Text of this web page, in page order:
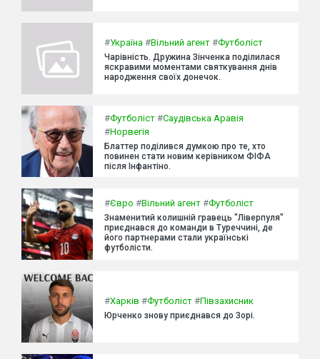
#Україна #Вільний агент #Футболіст
Чарівність. Дружина Зінченка поділилася
яскравими моментами святкування днів
народження своїх донечок.
#Футболіст #Саудівська Аравія
#Норвегія
Блаттер поділився думкою про те, хто
повинен стати новим керівником ФІФА
після Інфантіно.
#Євро #Вільний агент #Футболіст
Знаменитий колишній гравець "Ліверпуля"
приєднався до команди в Туреччині, де
його партнерами стали українські
футболісти.
#Харків #Футболіст #Півзахисник
Юрченко знову приєднався до Зорі.